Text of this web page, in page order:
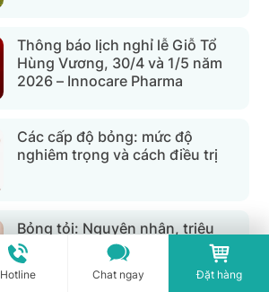
Thông báo lịch nghỉ lễ Giỗ Tổ
Hùng Vương, 30/4 và 1/5 năm
2026 – Innocare Pharma
Các cấp độ bỏng: mức độ
nghiêm trọng và cách điều trị
Bỏng tỏi: Nguyên nhân, triệu
chứng và cách điều trị hiệu quả
Hotline Chat ngay Đặt hàng